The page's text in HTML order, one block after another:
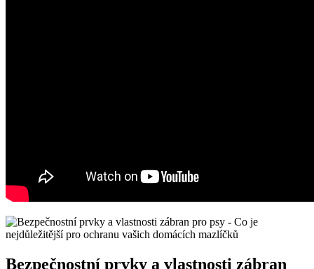
Bezpečnostní prvky a vlastnosti zábran